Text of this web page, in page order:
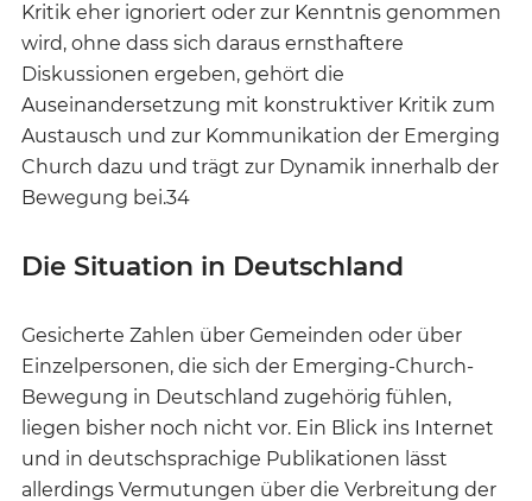
Kritik eher ignoriert oder zur Kenntnis genommen
wird, ohne dass sich daraus ernsthaftere
Diskussionen ergeben, gehört die
Auseinandersetzung mit konstruktiver Kritik zum
Austausch und zur Kommunikation der Emerging
Church dazu und trägt zur Dynamik innerhalb der
Bewegung bei.34
Die Situation in Deutschland
Gesicherte Zahlen über Gemeinden oder über
Einzelpersonen, die sich der Emerging-Church-
Bewegung in Deutschland zugehörig fühlen,
liegen bisher noch nicht vor. Ein Blick ins Internet
und in deutschsprachige Publikationen lässt
allerdings Vermutungen über die Verbreitung der